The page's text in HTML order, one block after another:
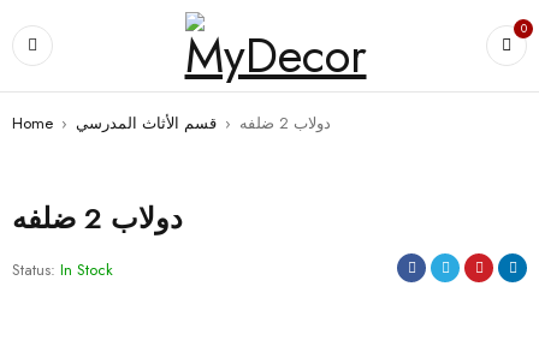
0
Home › قسم الأثاث المدرسي › دولاب 2 ضلفه
دولاب 2 ضلفه
Status: In Stock